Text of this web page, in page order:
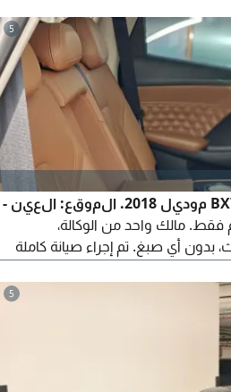
5
للبيع بورجوارد BX7 AWD موديل 2018. الموقع: العين -
الممشى: 129,000 كم فقط. مالك واحد من الوكالة،
بدون أي صبغ. تم إجراء صيانة كاملة
أعلى فئة - مواصفات كاملة: سقف5